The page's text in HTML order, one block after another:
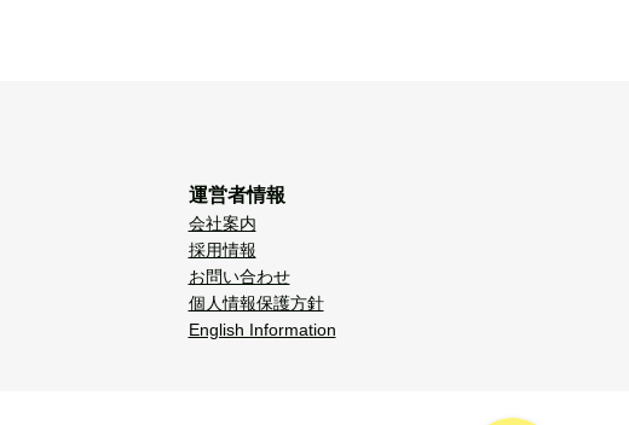
運営者情報
会社案内
採用情報
お問い合わせ
個人情報保護方針
English Information